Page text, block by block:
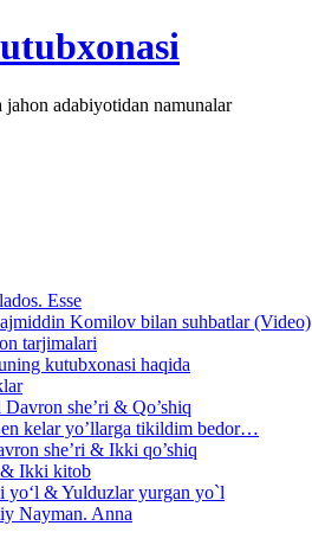
adabiyotidan namunalar
Esse
Komilov bilan suhbatlar (Video)
tarjimalari
kutubxonasi haqida
she’ri & Qo’shiq
kelar yo’llarga tikildim bedor…
she’ri & Ikki qo’shiq
& Ikki kitob
yo‘l & Yulduzlar yurgan yo`l
Nayman. Anna